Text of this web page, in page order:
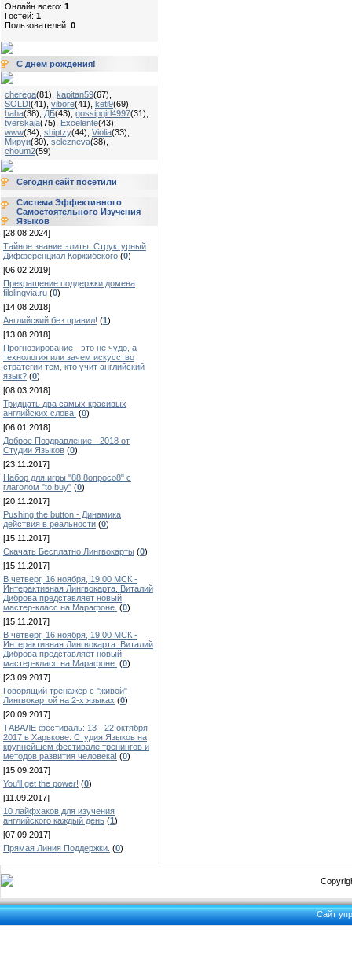
Онлайн всего: 1
Гостей: 1
Пользователей: 0
С днем рождения!
cherega(81) kapitan59(67)
SOLDI(41) vibore(41) keti9(69)
haha(38) ДБ(43) gossipgirl4997(31)
tverskaja(75) Excelente(43)
www(34) shiptzy(44) Violia(33)
Мируи(30) selezneva(38)
choum2(59)
Сегодня сайт посетили
Система Эффективного
Самостоятельного Изучения
Языков
[28.08.2024]
Тайное знание элиты: Структурный
Дифференциал Коржибского (0)
[06.02.2019]
Прекращение поддержки домена
filolingvia.ru (0)
[14.08.2018]
Английский без правил! (1)
[13.08.2018]
Прогнозирование - это не чудо, а
технология или зачем искусство
стратегии тем, кто учит английский
язык? (0)
[08.03.2018]
Тридцать два самых красивых
английских слова! (0)
[06.01.2018]
Доброе Поздравление - 2018 от
Студии Языков (0)
[23.11.2017]
Набор для игры "88 8опросо8" с
глаголом "to buy" (0)
[20.11.2017]
Pushing the button - Динамика
действия в реальности (0)
[15.11.2017]
Скачать Бесплатно Лингвокарты (0)
[15.11.2017]
В четверг, 16 ноября, 19.00 МСК -
Интерактивная Лингвокарта. Виталий
Диброва представляет новый
мастер-класс на Марафоне. (0)
[15.11.2017]
В четверг, 16 ноября, 19.00 МСК -
Интерактивная Лингвокарта. Виталий
Диброва представляет новый
мастер-класс на Марафоне. (0)
[23.09.2017]
Говорящий тренажер с "живой"
Лингвокартой на 2-х языках (0)
[20.09.2017]
ТАВАЛЕ фестиваль: 13 - 22 октября
2017 в Харькове. Студия Языков на
крупнейшем фестивале тренингов и
методов развития человека! (0)
[15.09.2017]
You'll get the power! (0)
[11.09.2017]
10 лайфхаков для изучения
английского каждый день (1)
[07.09.2017]
Прямая Линия Поддержки. (0)
Сайт